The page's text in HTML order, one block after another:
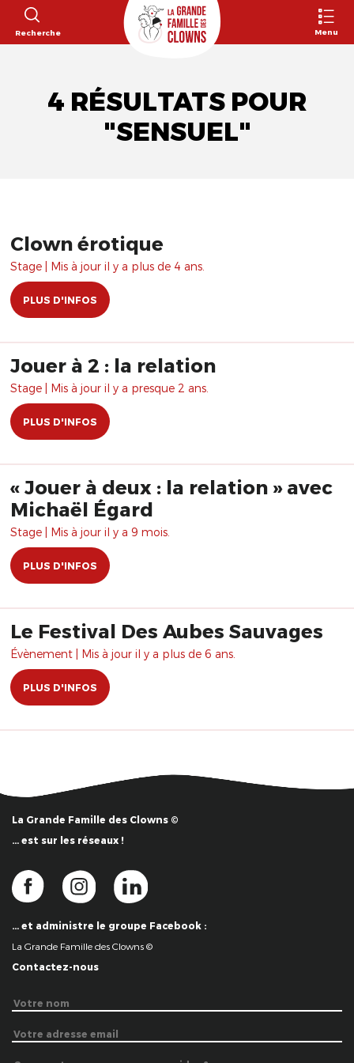
Recherche Menu
4 RÉSULTATS POUR
"SENSUEL"
Clown érotique
Stage | Mis à jour il y a plus de 4 ans.
PLUS D'INFOS
Jouer à 2 : la relation
Stage | Mis à jour il y a presque 2 ans.
PLUS D'INFOS
« Jouer à deux : la relation » avec
Michaël Égard
Stage | Mis à jour il y a 9 mois.
PLUS D'INFOS
Le Festival Des Aubes Sauvages
Évènement | Mis à jour il y a plus de 6 ans.
PLUS D'INFOS
La Grande Famille des Clowns ©
… est sur les réseaux !
… et administre le groupe Facebook :
La Grande Famille des Clowns ©
Contactez-nous